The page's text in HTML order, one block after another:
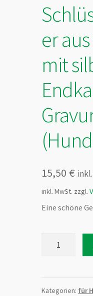
er
mit
15,50 €
inkl. MwSt. zzgl.
Eine schöne
silbener
Kategorien: für